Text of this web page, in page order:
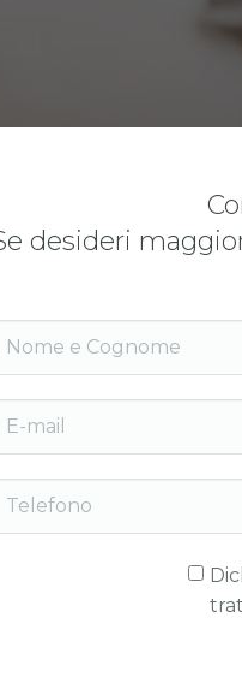
desideri